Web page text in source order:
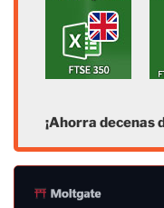
¡Ahorra decenas